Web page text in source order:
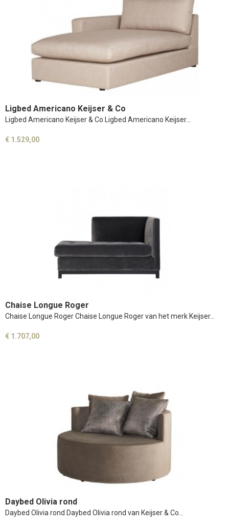
Ligbed Americano Keijser & Co
Ligbed Americano Keijser & Co Ligbed Americano Keijser…
€ 1.529,00
Chaise Longue Roger
Chaise Longue Roger Chaise Longue Roger van het merk Keijser…
€ 1.707,00
Daybed Olivia rond
Daybed Olivia rond Daybed Olivia rond van Keijser & Co…